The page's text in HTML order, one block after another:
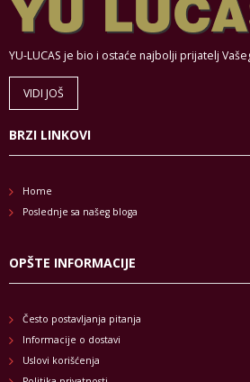
YU-LUCAS je bio i ostaće najbolji prijatelj
VIDI JOŠ
BRZI LINKOVI
Home
Poslednje sa našeg bloga
OPŠTE INFORMACIJE
Često postavljanja pitanja
Informacije o dostavi
Uslovi korišćenja